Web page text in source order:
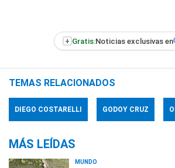
+ Gratis:Noticias exclusivas en
TEMAS RELACIONADOS
DIEGO COSTARELLI GODOY CRUZ
MÁS LEÍDAS
MUNDO